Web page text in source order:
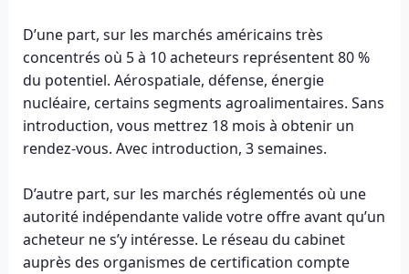
D’une part, sur les marchés américains très
concentrés où 5 à 10 acheteurs représentent 80 %
du potentiel. Aérospatiale, défense, énergie
nucléaire, certains segments agroalimentaires. Sans
introduction, vous mettrez 18 mois à obtenir un
rendez-vous. Avec introduction, 3 semaines.
D’autre part, sur les marchés réglementés où une
autorité indépendante valide votre offre avant qu’un
acheteur ne s’y intéresse. Le réseau du cabinet
auprès des organismes de certification compte